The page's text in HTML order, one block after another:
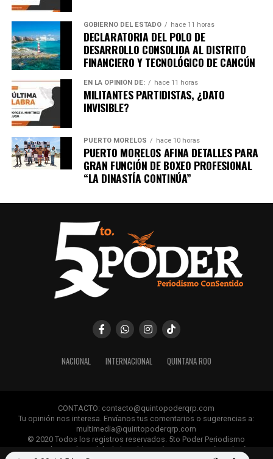
GOBIERNO DEL ESTADO hace 11 horas
DECLARATORIA DEL POLO DE
DESARROLLO CONSOLIDA AL DISTRITO
FINANCIERO Y TECNOLÓGICO DE CANCÚN
EN LA OPINIÓN DE: hace 11 horas
MILITANTES PARTIDISTAS, ¿DATO
INVISIBLE?
PUERTO MORELOS hace 10 horas
PUERTO MORELOS AFINA DETALLES PARA
GRAN FUNCIÓN DE BOXEO PROFESIONAL
“LA DINASTÍA CONTINÚA”
NACIONAL INTERNACIONAL QUINTANA ROO
CONTACTO: contacto@quintopoderqrp.com
Tu opinión nos interesa. Envíanos tus comentarios o sugerencias a:
multimedia@quintopoderqrp.com
© 2020 Todos los registros reservados. 5to Poder Periodismo
ConSentido Queda prohibida la publicación, retransmisión, edición y